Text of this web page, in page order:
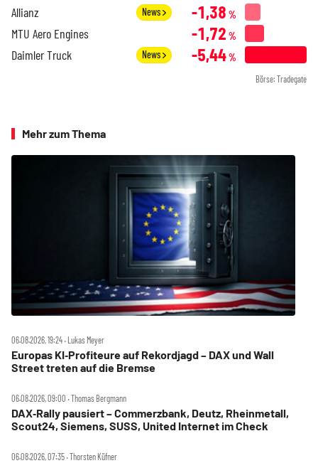
Allianz News -1,38 %
MTU Aero Engines -1,72 %
Daimler Truck News -5,44%
Börse: Tradegate
Mehr zum Thema
06.08.2026, 19:24 ‧ Lukas Meyer
Europas KI‑Profiteure auf Rekordjagd – DAX und Wall
Street treten auf die Bremse
06.08.2026, 09:00 ‧ Thomas Bergmann
DAX‑Rally pausiert – Commerzbank, Deutz, Rheinmetall,
Scout24, Siemens, SUSS, United Internet im Check
06.08.2026, 07:35 ‧ Thorsten Küfner